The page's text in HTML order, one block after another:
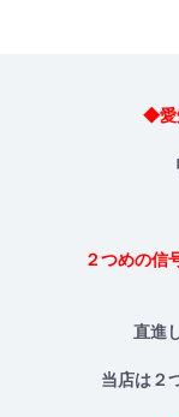
◆愛
２つめの信
直進
当店は２